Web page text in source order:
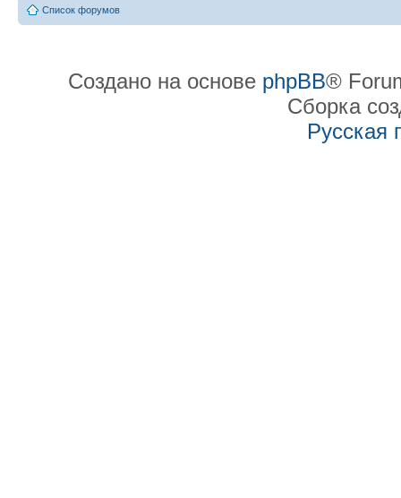
Список форумов
Создано на основе phpBB®
Сборка
Русская